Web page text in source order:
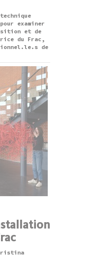
examiner
et de
du Frac,
de